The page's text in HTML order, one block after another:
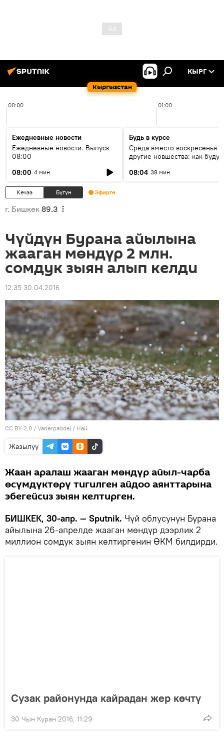
Кыргызстан
КЫРГ
00:00 01:00
Ежедневные новости
Ежедневные новости. Выпуск
08:00
08:00 4 мин
Будь в курсе
Среда вместо воскресенья и
другие новшества: как будут
08:04 38 мин
Кечээ Бүгүн Эфирге
г. Бишкек 89.3
Чүйдүн Бурана айылына
жааган мөндүр 2 млн.
сомдук зыян алып келди
12:35 30.04.2016
CC BY 2.0 / Vanerpaddel / Hail
Жазылуу
Жаан аралаш жааган мөндүр айыл-чарба
өсүмдүктөрү тигилген айдоо аянттарына
эбегейсиз зыян келтирген.
БИШКЕК, 30-апр. — Sputnik. Чүй облусунун Бурана
айылына 26-апрелде жааган мөндүр дээрлик 2
миллион сомдук зыян келтиргенин ӨКМ билдирди.
Сузак районунда кайрадан жер көчтү
30 Чын Куран 2016, 11:29